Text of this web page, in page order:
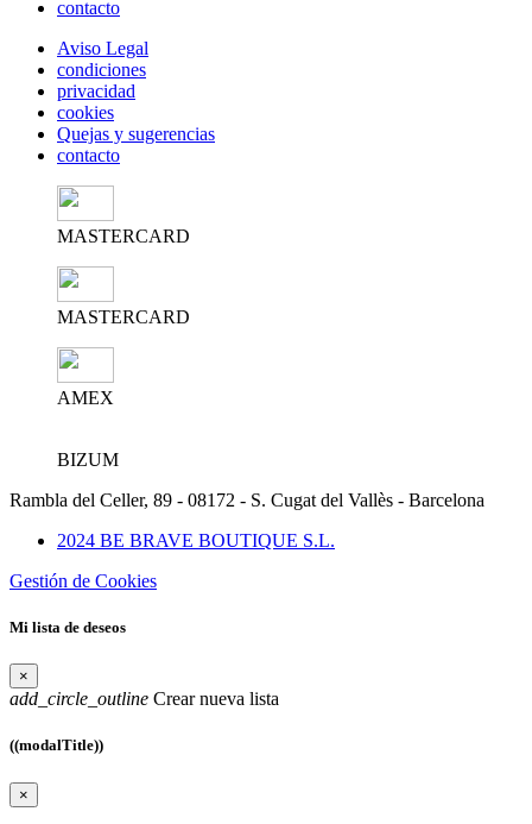
contacto
Aviso Legal
condiciones
privacidad
cookies
Quejas y sugerencias
contacto
MASTERCARD
MASTERCARD
AMEX
BIZUM
Rambla del Celler, 89 - 08172 - S. Cugat del Vallès - Barcelona
2024 BE BRAVE BOUTIQUE S.L.
Gestión de Cookies
Mi lista de deseos
×
add_circle_outline Crear nueva lista
((modalTitle))
×